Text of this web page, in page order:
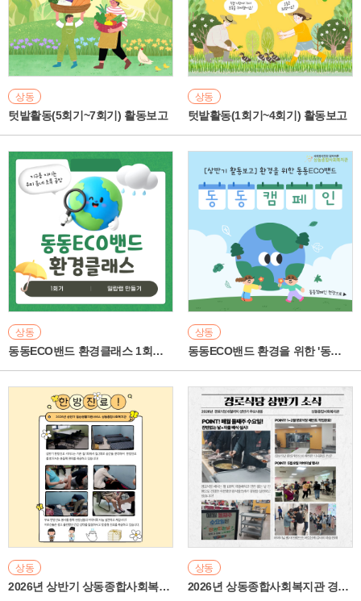
상동
텃밭활동(5회기~7회기) 활동보고
상동
텃밭활동(1회기~4회기) 활동보고
상동
동동ECO밴드 환경클래스 1회기 '밀랍랩 만들기' 활동보고
상동
동동ECO밴드 환경을 위한 '동동캠페인' 상반기 활동보고
상동
2026년 상반기 상동종합사회복지관 한방진료 서비스 활동
상동
2026년 상동종합사회복지관 경로식당 상반기 주요 활동 내용!